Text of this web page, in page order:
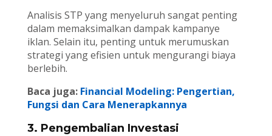
Analisis STP yang menyeluruh sangat penting
dalam memaksimalkan dampak kampanye
iklan. Selain itu, penting untuk merumuskan
strategi yang efisien untuk mengurangi biaya
berlebih.
Baca juga: Financial Modeling: Pengertian,
Fungsi dan Cara Menerapkannya
3. Pengembalian Investasi